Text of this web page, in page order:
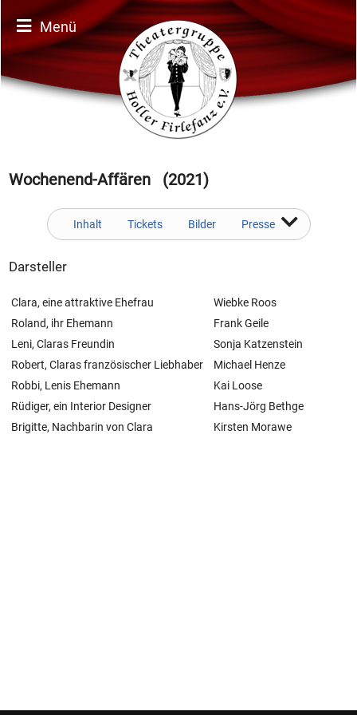
Menü
Wochenend-Affären (2021)
Inhalt Tickets Bilder Presse
Darsteller
Clara, eine attraktive Ehefrau
Wiebke Roos
Roland, ihr Ehemann
Frank Geile
Leni, Claras Freundin
Sonja Katzenstein
Robert, Claras französischer Liebhaber
Michael Henze
Robbi, Lenis Ehemann
Kai Loose
Rüdiger, ein Interior Designer
Hans-Jörg Bethge
Brigitte, Nachbarin von Clara
Kirsten Morawe